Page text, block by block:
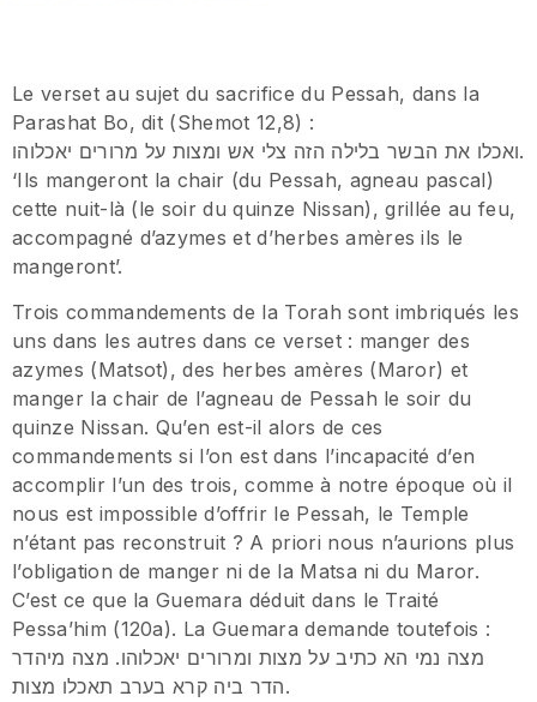
Le verset au sujet du sacrifice du Pessah, dans la
Parashat Bo, dit (Shemot 12,8) :
ואכלו את הבשר בלילה הזה צלי אש ומצות על מרורים יאכלוהו.
‘Ils mangeront la chair (du Pessah, agneau pascal)
cette nuit-là (le soir du quinze Nissan), grillée au feu,
accompagné d’azymes et d’herbes amères ils le
mangeront’.
Trois commandements de la Torah sont imbriqués les
uns dans les autres dans ce verset : manger des
azymes (Matsot), des herbes amères (Maror) et
manger la chair de l’agneau de Pessah le soir du
quinze Nissan. Qu’en est-il alors de ces
commandements si l’on est dans l’incapacité d’en
accomplir l’un des trois, comme à notre époque où il
nous est impossible d’offrir le Pessah, le Temple
n’étant pas reconstruit ? A priori nous n’aurions plus
l’obligation de manger ni de la Matsa ni du Maror.
C’est ce que la Guemara déduit dans le Traité
Pessa’him (120a). La Guemara demande toutefois :
מצה נמי הא כתיב על מצות ומרורים יאכלוהו. מצה מיהדר
הדר ביה קרא בערב תאכלו מצות.